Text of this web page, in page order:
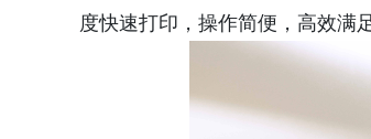
度快速打印，操作简便，高效满